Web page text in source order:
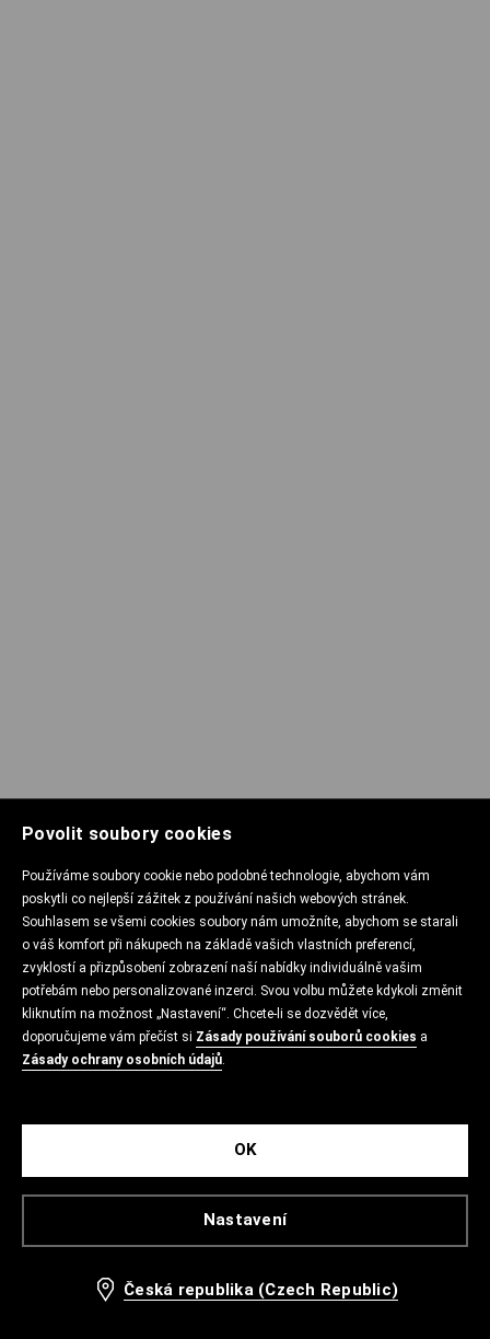
Povolit soubory cookies
Používáme soubory cookie nebo podobné technologie, abychom vám
poskytli co nejlepší zážitek z používání našich webových stránek.
Souhlasem se všemi cookies soubory nám umožníte, abychom se starali
o váš komfort při nákupech na základě vašich vlastních preferencí,
zvyklostí a přizpůsobení zobrazení naší nabídky individuálně vašim
potřebám nebo personalizované inzerci. Svou volbu můžete kdykoli změnit
kliknutím na možnost „Nastavení“. Chcete-li se dozvědět více,
doporučujeme vám přečíst si Zásady používání souborů cookies a
Zásady ochrany osobních údajů.
Nastavení
OK
Česká republika (Czech Republic)